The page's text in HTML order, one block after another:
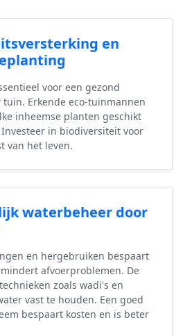
en
voor een gezond
tuin. Erkende eco-tuinmannen
inheemse planten geschikt
Investeer in biodiversiteit voor
van het leven.
waterbeheer door
en hergebruiken bespaart
afvoerproblemen. De
zoals wadi's en
vast te houden. Een goed
bespaart kosten en is beter